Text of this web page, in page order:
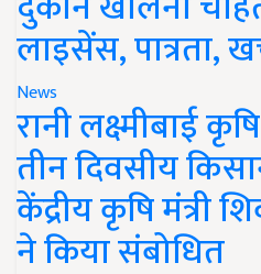
लाइसेंस, पात्रता,
News
रानी लक्ष्मीबाई
तीन दिवसीय
केंद्रीय कृषि मंत्री
ने किया संबोधित